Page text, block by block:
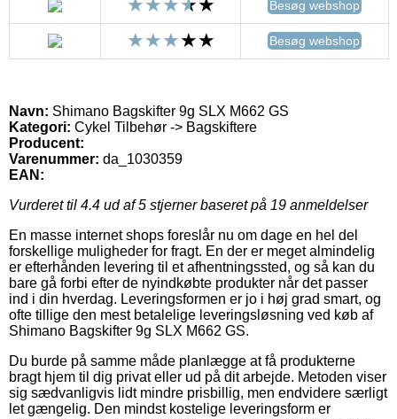
Besøg webshop
Besøg webshop
Navn: Shimano Bagskifter 9g SLX M662 GS
Kategori: Cykel Tilbehør -> Bagskiftere
Producent:
Varenummer: da_1030359
EAN:
Vurderet til 4.4 ud af 5 stjerner baseret på 19 anmeldelser
En masse internet shops foreslår nu om dage en hel del
forskellige muligheder for fragt. En der er meget almindelig
er efterhånden levering til et afhentningssted, og så kan du
bare gå forbi efter de nyindkøbte produkter når det passer
ind i din hverdag. Leveringsformen er jo i høj grad smart, og
ofte tillige den mest betalelige leveringsløsning ved køb af
Shimano Bagskifter 9g SLX M662 GS.
Du burde på samme måde planlægge at få produkterne
bragt hjem til dig privat eller ud på dit arbejde. Metoden viser
sig sædvanligvis lidt mindre prisbillig, men endvidere særligt
let gængelig. Den mindst kostelige leveringsform er